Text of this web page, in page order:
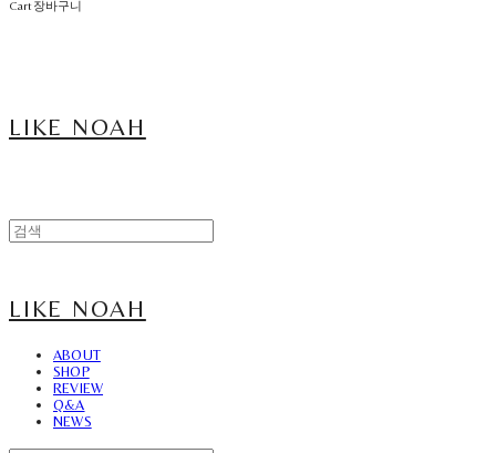
Cart장바구니
LIKE NOAH
LIKE NOAH
ABOUT
SHOP
REVIEW
Q&A
NEWS